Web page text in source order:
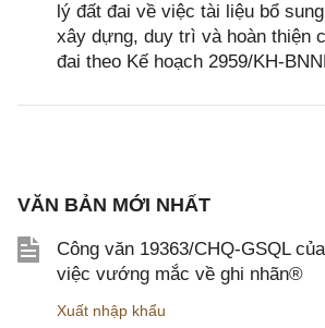
lý đất đai về việc tài liệu bổ
xây dựng, duy trì và hoàn thiện
đai theo Kế hoạch 2959/KH-
VĂN BẢN MỚI NHẤT
Công văn 19363/CHQ-GSQL
việc vướng mắc về ghi nhãn®
Xuất nhập khẩu